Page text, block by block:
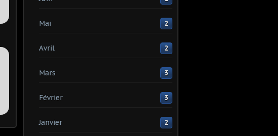
Mai 2
Avril 2
Mars 3
Février 3
Janvier 2